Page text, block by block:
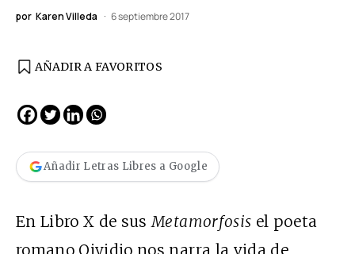
por Karen Villeda 6 septiembre 2017
AÑADIR A FAVORITOS
Añadir Letras Libres a Google
En Libro X de sus Metamorfosis el poeta
romano Oividio nos narra la vida de